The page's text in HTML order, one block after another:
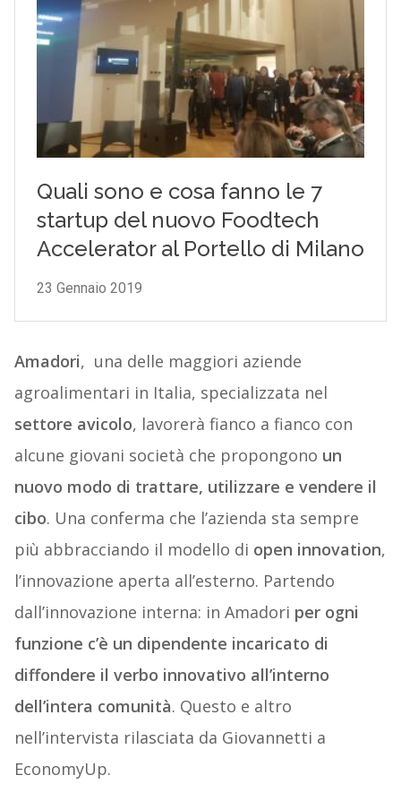
Amadori, una delle maggiori aziende
agroalimentari in Italia, specializzata nel
settore avicolo, lavorerà fianco a fianco con
alcune giovani società che propongono un
nuovo modo di trattare, utilizzare e vendere il
cibo. Una conferma che l’azienda sta sempre
più abbracciando il modello di open innovation,
l’innovazione aperta all’esterno. Partendo
dall’innovazione interna: in Amadori per ogni
funzione c’è un dipendente incaricato di
diffondere il verbo innovativo all’interno
dell’intera comunità. Questo e altro
nell’intervista rilasciata da Giovannetti a
EconomyUp.